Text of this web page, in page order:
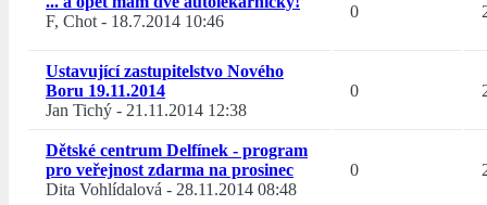
F, Chot- 18.7.2014 10:46
0
Ustavující zastupitelstvo Nového
Boru 19.11.2014
Jan Tichý - 21.11.2014 12:38
0
Dětské centrum Delfínek - program
pro veřejnost zdarma na prosinec
Dita Vohlídalová - 28.11.2014 08:48
0